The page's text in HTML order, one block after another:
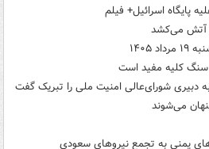
پایگاه اسرائیل+ فیلم
آتش می‌کشد
سنگ کلیه مفید است
دبیری شورای‌عالی امنیت ملی را تبریک گفت
می‌شوند
یمنی به تجمع نیروهای سعودی